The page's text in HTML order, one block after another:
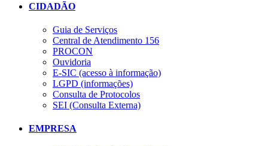
CIDADÃO
Guia de Serviços
Central de Atendimento 156
PROCON
Ouvidoria
E-SIC (acesso à informação)
LGPD (informações)
Consulta de Protocolos
SEI (Consulta Externa)
EMPRESA